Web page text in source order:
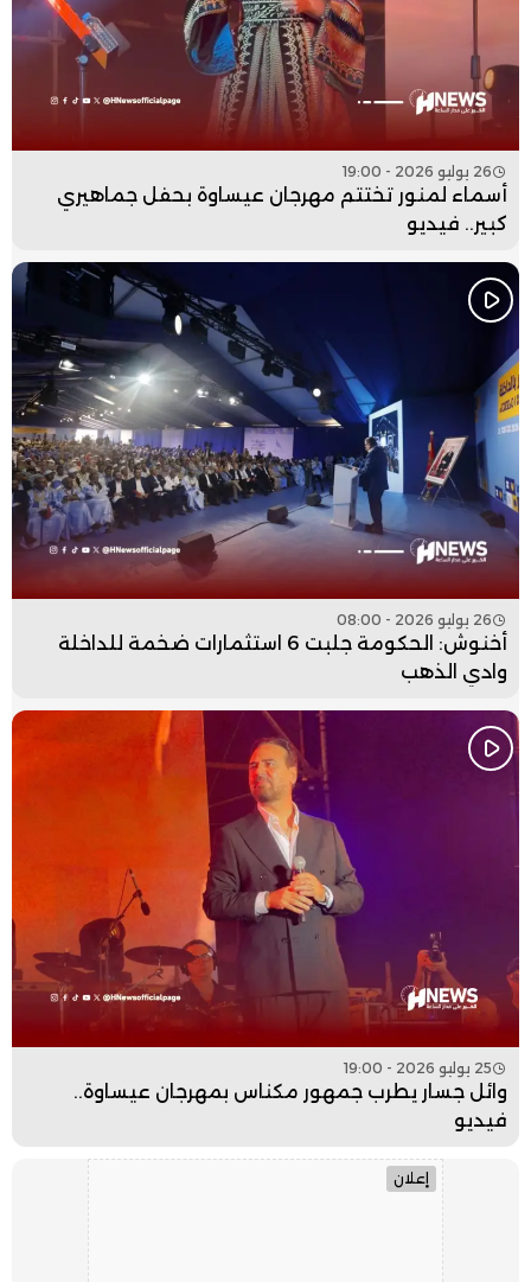
26 يوليو 2026 - 19:00
أسماء لمنور تختتم مهرجان عيساوة بحفل جماهيري
كبير.. فيديو
26 يوليو 2026 - 08:00
أخنوش: الحكومة جلبت 6 استثمارات ضخمة للداخلة
وادي الذهب
25 يوليو 2026 - 19:00
وائل جسار يطرب جمهور مكناس بمهرجان عيساوة..
فيديو
إعلان